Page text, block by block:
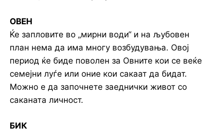
ОВЕН
Ќе запловите во „мирни води“ и на љубовен
план нема да има многу возбудувања. Овој
период ќе биде поволен за Овните кои се веќе
семејни луѓе или оние кои сакаат да бидат.
Можно е да започнете заеднички живот со
саканата личност.
БИК